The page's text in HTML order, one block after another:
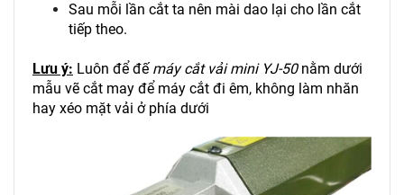
Sau mỗi lần cắt ta nên mài dao lại cho lần cắt
tiếp theo.
Lưu ý: Luôn để đế máy cắt vải mini YJ-50nằm dưới
mẫu vẽ cắt may để máy cắt đi êm, không làm nhăn
hay xéo mặt vải ở phía dưới